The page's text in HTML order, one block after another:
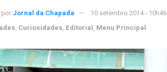
por Jornal da Chapada
10 setembro 2014 - 10h46
, Curiosidades, Editorial, Menu Principal